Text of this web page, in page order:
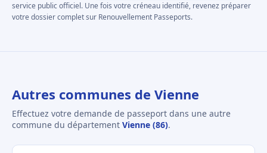
service public officiel. Une fois votre créneau identifié, revenez préparer
votre dossier complet sur Renouvellement Passeports.
Autres communes de Vienne
Effectuez votre demande de passeport dans une autre
commune du département Vienne (86).